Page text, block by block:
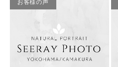
お客様の声